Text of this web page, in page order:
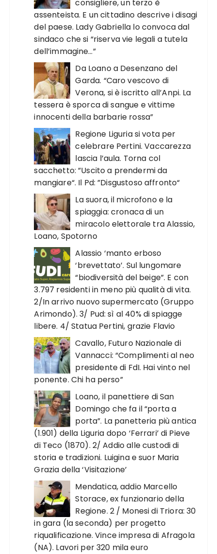
consigliere, un terzo è
assenteista. E un cittadino descrive i disagi
del paese. Lady Gabriella lo convoca dal
sindaco che si “riserva vie legali a tutela
dell’immagine…”
Da Loano a Desenzano del
Garda. “Caro vescovo di
Verona, si è iscritto all’Anpi. La
tessera è sporca di sangue e vittime
innocenti della barbarie rossa”
Regione Liguria si vota per
celebrare Pertini. Vaccarezza
lascia l’aula. Torna col
sacchetto: ”Uscito a prendermi da
mangiare“. Il Pd: ”Disgustoso affronto“
La suora, il microfono e la
spiaggia: cronaca di un
miracolo elettorale tra Alassio,
Loano, Spotorno
Alassio ‘manto erboso
‘brevettato’. Sul lungomare
“biodiversità del beige”. E con
3.797 residenti in meno più qualità di vita.
2/In arrivo nuovo supermercato (Gruppo
Arimondo). 3/ Pud: sì al 40% di spiagge
libere. 4/ Statua Pertini, grazie Flavio
Cavallo, Futuro Nazionale di
Vannacci: “Complimenti al neo
presidente di FdI. Hai vinto nel
ponente. Chi ha perso”
Loano, il panettiere di San
Domingo che fa il “porta a
porta”. La panetteria più antica
(1.901) della Liguria dopo ‘Ferrari’ di Pieve
di Teco (1870). 2/ Addio alle custodi di
storia e tradizioni. Luigina e suor Maria
Grazia della ‘Visitazione’
Mendatica, addio Marcello
Storace, ex funzionario della
Regione. 2 / Monesi di Triora: 30
in gara (la seconda) per progetto
riqualificazione. Vince impresa di Afragola
(NA). Lavori per 320 mila euro